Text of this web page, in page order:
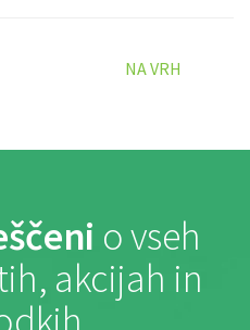
NA VRH
o vseh
akcijah in